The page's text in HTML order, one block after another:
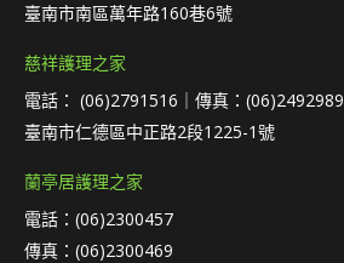
臺南市南區萬年路160巷6號
慈祥護理之家
電話： (06)2791516｜傳真：(06)2492989
臺南市仁德區中正路2段1225-1號
蘭亭居護理之家
電話：(06)2300457
傳真：(06)2300469